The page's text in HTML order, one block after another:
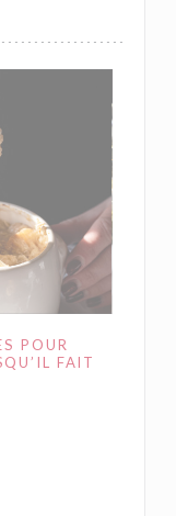
POUR
FAIT